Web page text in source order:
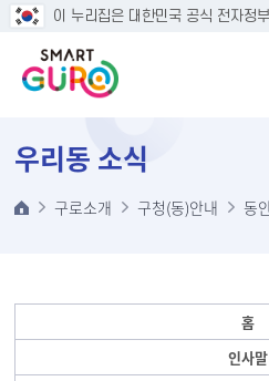
본문 바
이 누리집은 대한민국 공식 전자정
우리동 소식
구로소개 구청(동)안내 동
홈
인사말